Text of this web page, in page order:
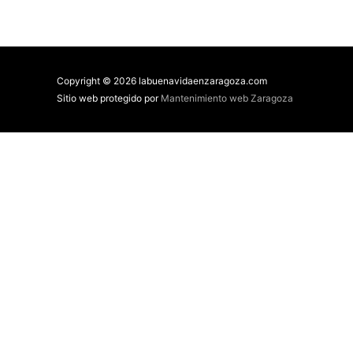
Copyright © 2026 labuenavidaenzaragoza.com
Sitio web protegido por Mantenimiento web Zaragoza